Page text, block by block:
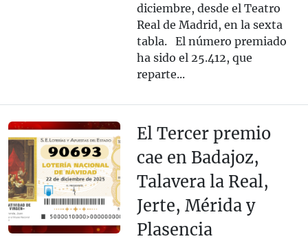
diciembre, desde el Teatro
Real de Madrid, en la sexta
tabla. El número premiado
ha sido el 25.412, que
reparte...
El Tercer premio
cae en Badajoz,
Talavera la Real,
Jerte, Mérida y
Plasencia